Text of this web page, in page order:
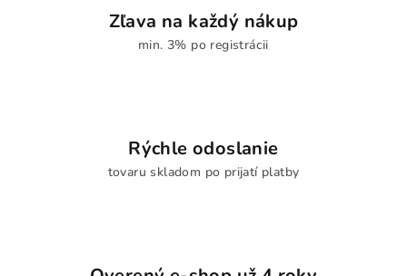
Zľava na každý nákup
min. 3% po registrácii
Rýchle odoslanie
tovaru skladom po prijatí platby